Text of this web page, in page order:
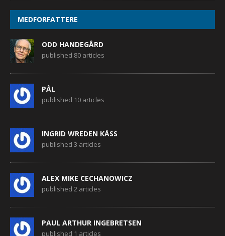
MEDFORFATTERE
ODD HANDEGÅRD
published 80 articles
PÅL
published 10 articles
INGRID WREDEN KÅSS
published 3 articles
ALEX MIKE CECHANOWICZ
published 2 articles
PAUL ARTHUR INGEBRETSEN
published 1 articles